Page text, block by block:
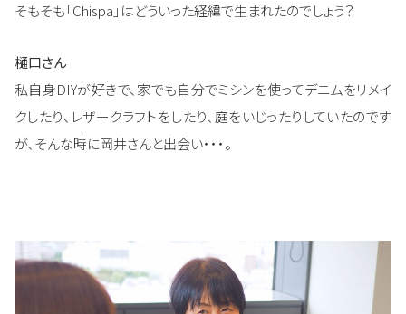
そもそも「Chispa」はどういった経緯で生まれたのでしょう？
樋口さん
私自身DIYが好きで、家でも自分でミシンを使ってデニムをリメイ
クしたり、レザークラフトをしたり、庭をいじったりしていたのです
が、そんな時に岡井さんと出会い・・・。